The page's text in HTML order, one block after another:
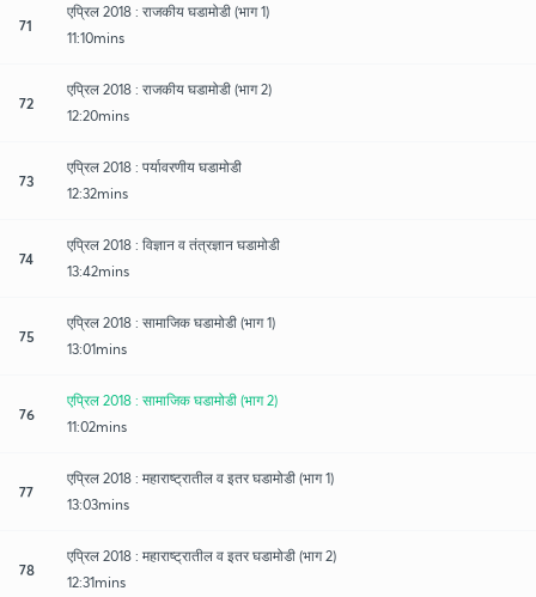
71
एप्रिल 2018 : राजकीय घडामोडी (भाग 1)
11:10mins
72
एप्रिल 2018 : राजकीय घडामोडी (भाग 2)
12:20mins
73
एप्रिल 2018 : पर्यावरणीय घडामोडी
12:32mins
74
एप्रिल 2018 : विज्ञान व तंत्रज्ञान घडामोडी
13:42mins
75
एप्रिल 2018 : सामाजिक घडामोडी (भाग 1)
13:01mins
76
एप्रिल 2018 : सामाजिक घडामोडी (भाग 2)
11:02mins
77
एप्रिल 2018 : महाराष्ट्रातील व इतर घडामोडी (भाग 1)
13:03mins
78
एप्रिल 2018 : महाराष्ट्रातील व इतर घडामोडी (भाग 2)
12:31mins